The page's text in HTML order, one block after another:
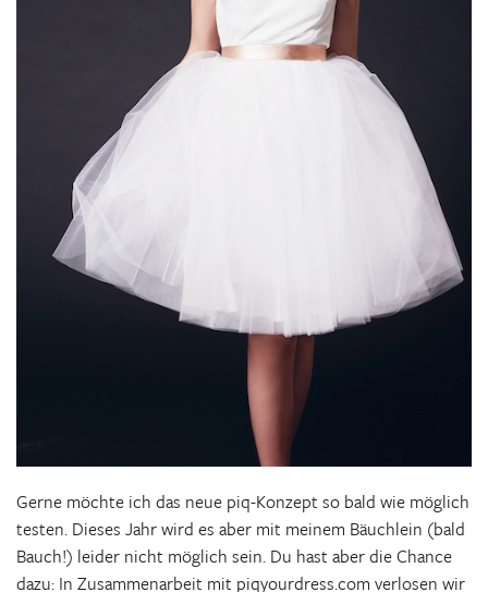
Gerne möchte ich das neue piq-Konzept so bald wie möglich
testen. Dieses Jahr wird es aber mit meinem Bäuchlein (bald
Bauch!) leider nicht möglich sein. Du hast aber die Chance
dazu: In Zusammenarbeit mit piqyourdress.com verlosen wir